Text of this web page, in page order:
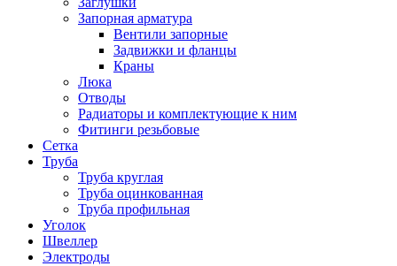
Запорная арматура
Вентили запорные
Задвижки и фланцы
Краны
Люка
Отводы
Радиаторы и комплектующие к ним
Фитинги резьбовые
Сетка
Труба
Труба круглая
Труба оцинкованная
Труба профильная
Уголок
Швеллер
Электроды